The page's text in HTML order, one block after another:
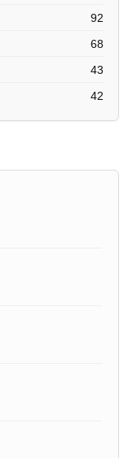
92
68
43
42